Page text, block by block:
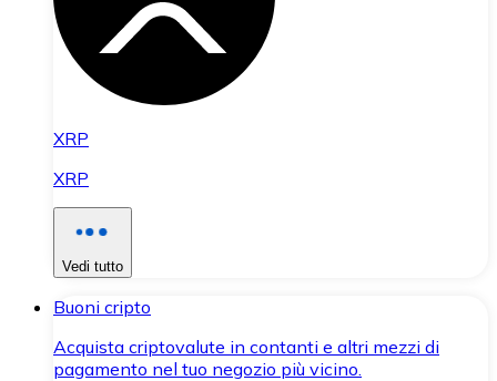
XRP
XRP
Vedi tutto
Buoni cripto
Acquista criptovalute in contanti e altri mezzi di
pagamento nel tuo negozio più vicino.